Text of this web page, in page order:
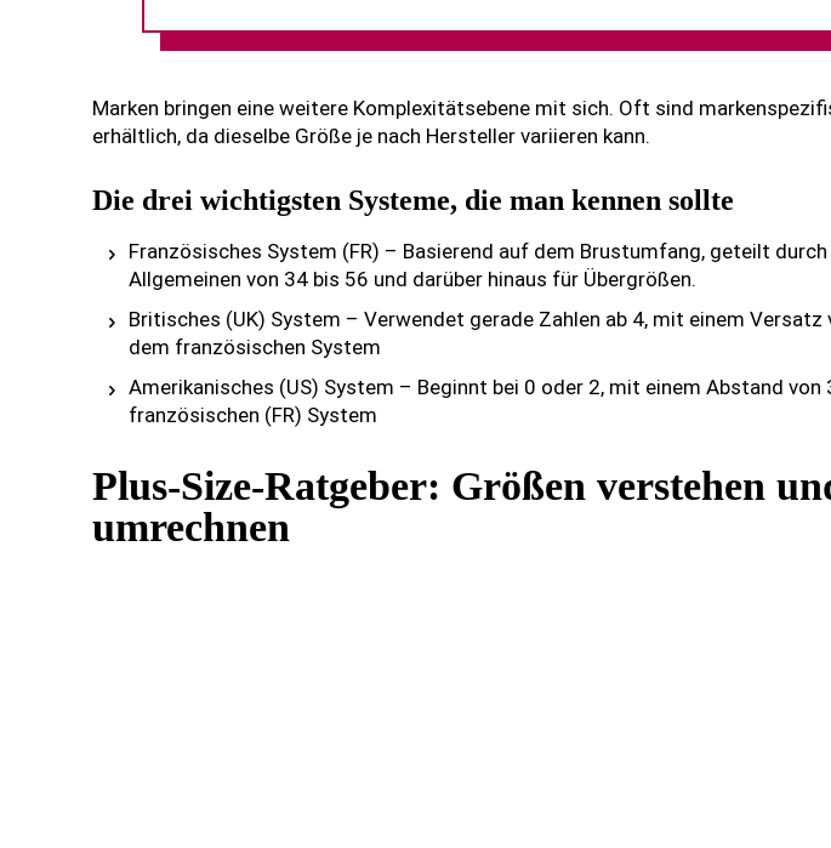
Marken bringen eine weitere Komplexitätsebene mit sich. Oft sind
erhältlich, da dieselbe Größe je nach Hersteller variieren kann.
Die drei wichtigsten Systeme, die man kennen sollte
Französisches System (FR) – Basierend auf dem Brustumfang, geteilt
Allgemeinen von 34 bis 56 und darüber hinaus für Übergrößen.
Britisches (UK) System – Verwendet gerade Zahlen ab 4, mit einem Versatz
dem französischen System
Amerikanisches (US) System – Beginnt bei 0 oder 2, mit einem Abstand von
französischen (FR) System
Plus-Size-Ratgeber: Größen verstehen
umrechnen